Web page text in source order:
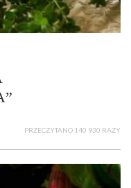
PRZECZYTANO 140 930 RAZY